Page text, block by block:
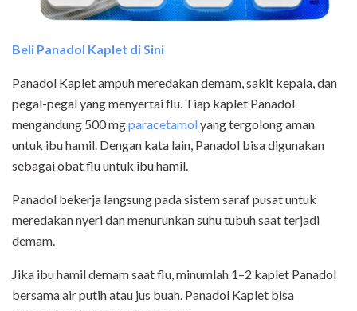
Beli Panadol Kaplet di Sini
Panadol Kaplet ampuh meredakan demam, sakit kepala, dan
pegal-pegal yang menyertai flu. Tiap kaplet Panadol
mengandung 500 mgparacetamolyang tergolong aman
untuk ibu hamil. Dengan kata lain, Panadol bisa digunakan
sebagai obat flu untuk ibu hamil.
Panadol bekerja langsung pada sistem saraf pusat untuk
meredakan nyeri dan menurunkan suhu tubuh saat terjadi
demam.
Jika ibu hamil demam saat flu, minumlah 1–2 kaplet Panadol
bersama air putih atau jus buah. Panadol Kaplet bisa